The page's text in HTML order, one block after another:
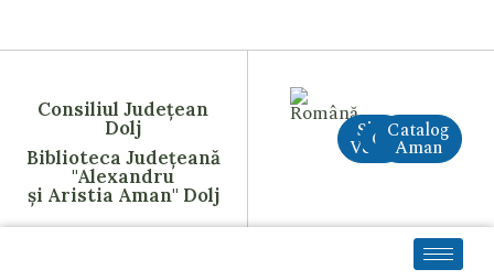
Consiliul Județean
Dolj
Biblioteca Județeană
"Alexandru
și Aristia Aman" Dolj
Site
VechiCreAI
Catalog
Aman